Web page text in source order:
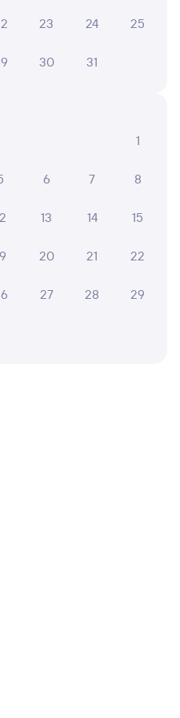
4 270 рублей, в купейном
рублей.
23 24 25
30 31
1
6 7 8
13 14 15
20 21 22
27 28 29